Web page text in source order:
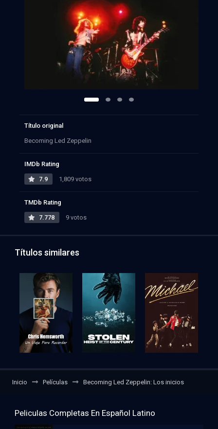
Título original
Becoming Led Zeppelin
IMDb Rating
7.9 1,809 votos
TMDb Rating
7.778 9 votos
Títulos similares
Inicio Películas Becoming Led Zeppelin: Los inicios
Peliculas Completas En Español Latino